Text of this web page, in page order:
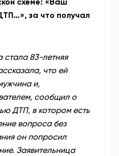
за что получал
стала 83-летняя
что ей
и,
сообщил о
ДТП, в котором есть
вопроса без
он попросил
Заявительница